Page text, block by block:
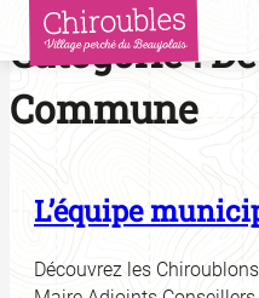
Aller
au
contenu
Catégorie :
Commune
L’équipe
Découvrez les